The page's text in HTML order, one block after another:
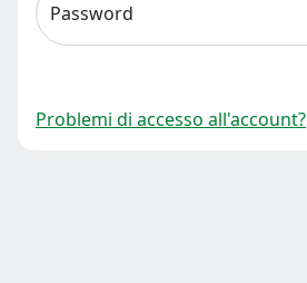
Password
Problemi di accesso all'account?